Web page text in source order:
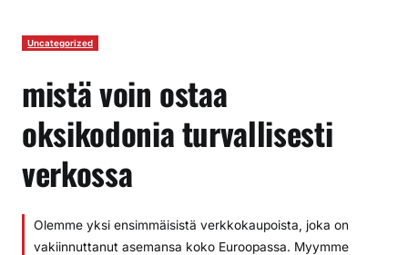
Uncategorized
mistä voin ostaa
oksikodonia turvallisesti
verkossa
Olemme yksi ensimmäisistä verkkokaupoista, joka on
vakiinnuttanut asemansa koko Euroopassa. Myymme